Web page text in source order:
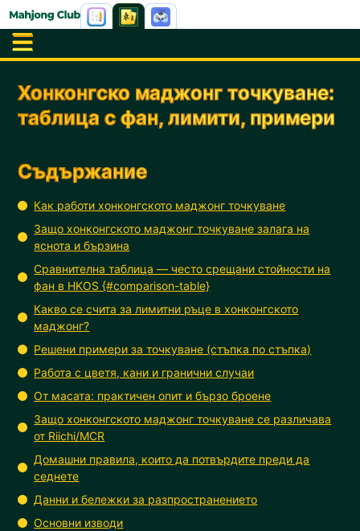
Хонконгско маджонг точкуване:
таблица с фан, лимити, примери
Съдържание
Как работи хонконгското маджонг точкуване
Защо хонконгското маджонг точкуване залага на
яснота и бързина
Сравнителна таблица — често срещани стойности на
фан в HKOS {#comparison-table}
Какво се счита за лимитни ръце в хонконгското
маджонг?
Решени примери за точкуване (стъпка по стъпка)
Работа с цветя, кани и гранични случаи
От масата: практичен опит и бързо броене
Защо хонконгското маджонг точкуване се различава
от Riichi/MCR
Домашни правила, които да потвърдите преди да
седнете
Данни и бележки за разпространението
Основни изводи